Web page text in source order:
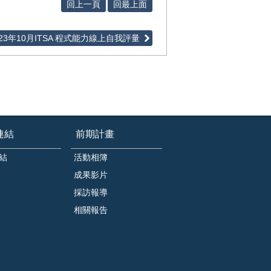
回上一頁 回最上面
年10月ITSA 程式能力線上自我評量
結 前期計畫
活動相簿
成果影片
採訪報導
相關報告